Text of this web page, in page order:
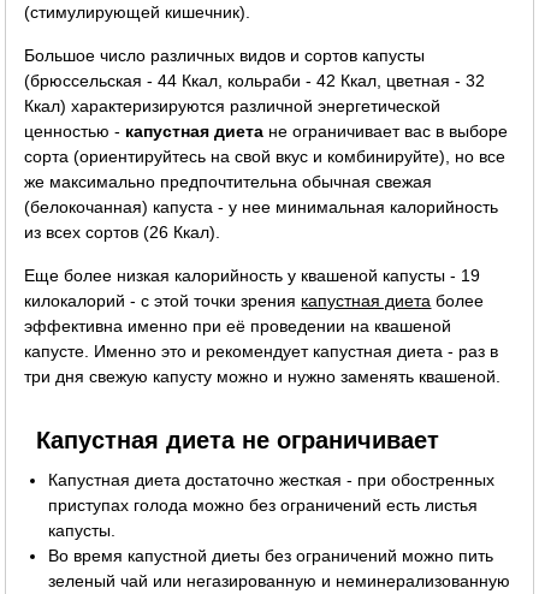
(стимулирующей кишечник).
Большое число различных видов и сортов капусты
(брюссельская - 44 Ккал, кольраби - 42 Ккал, цветная - 32
Ккал) характеризируются различной энергетической
ценностью - капустная диета не ограничивает вас в выборе
сорта (ориентируйтесь на свой вкус и комбинируйте), но все
же максимально предпочтительна обычная свежая
(белокочанная) капуста - у нее минимальная калорийность
из всех сортов (26 Ккал).
Еще более низкая калорийность у квашеной капусты - 19
килокалорий - с этой точки зрения капустная диета более
эффективна именно при её проведении на квашеной
капусте. Именно это и рекомендует капустная диета - раз в
три дня свежую капусту можно и нужно заменять квашеной.
Капустная диета не ограничивает
Капустная диета достаточно жесткая - при обостренных
приступах голода можно без ограничений есть листья
капусты.
Во время капустной диеты без ограничений можно пить
зеленый чай или негазированную и неминерализованную